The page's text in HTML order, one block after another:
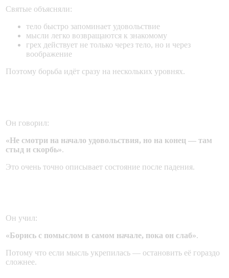
Святые объясняли:
тело быстро запоминает удовольствие
мысли легко возвращаются к знакомому
грех действует не только через тело, но и через
воображение
Поэтому борьба идёт сразу на нескольких уровнях.
Он говорил:
«Не смотри на начало удовольствия, но на конец — там
стыд и скорбь».
Это очень точно описывает состояние после падения.
Он учил:
«Борись с помыслом в самом начале, пока он слаб».
Потому что если мысль укрепилась — остановить её гораздо
сложнее.